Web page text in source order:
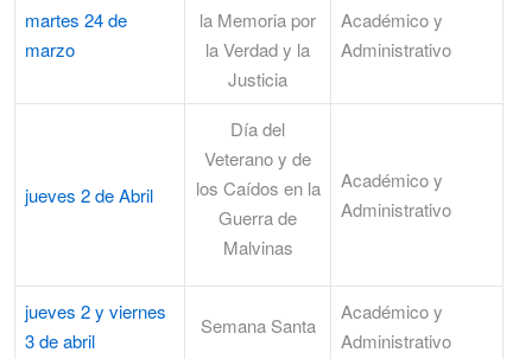
martes 24 de
marzo
la Memoria por
la Verdad y la
Justicia
Académico y
Administrativo
jueves 2 de Abril
Día del
Veterano y de
los Caídos en la
Guerra de
Malvinas
Académico y
Administrativo
jueves 2 y viernes
3 de abril
Semana Santa
Académico y
Administrativo